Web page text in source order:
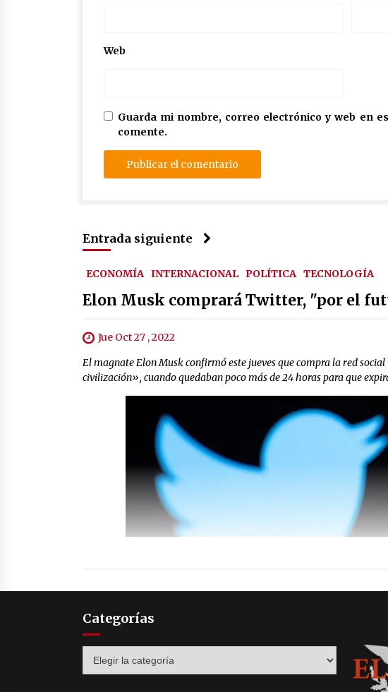
Web
Guarda mi nombre, correo electrónico y web en
comente.
Entrada siguiente
ECONOMÍA INTERNACIONAL POLÍTICA TECNOLOGÍA
Elon Musk comprará Twitter, "por el
Jue Oct 27 , 2022
El magnate Elon Musk confirmó este jueves que compra la red
civilización», cuando quedaban poco más de 24 horas para que
Categorías